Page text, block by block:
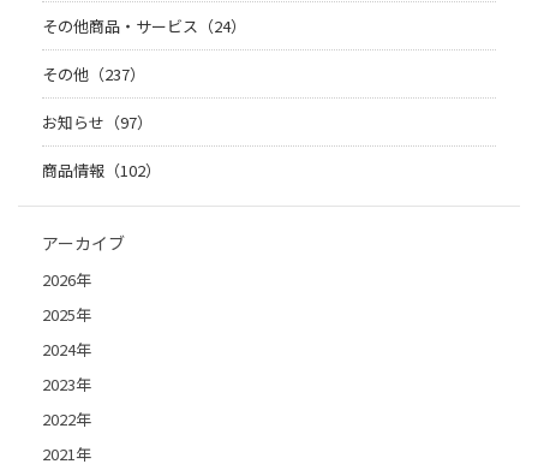
その他商品・サービス（24）
その他（237）
お知らせ（97）
商品情報（102）
アーカイブ
2026年
2025年
2024年
2023年
2022年
2021年